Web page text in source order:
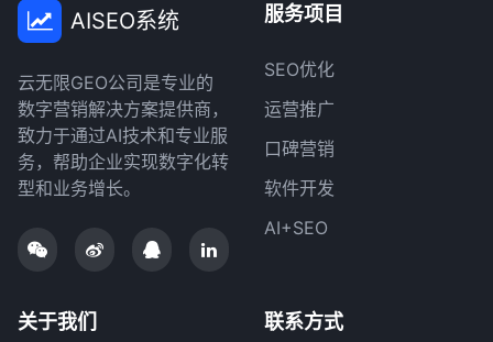
AISEO系统
云无限GEO公司是专业的
数字营销解决方案提供商，
致力于通过AI技术和专业服
务，帮助企业实现数字化转
型和业务增长。
服务项目
SEO优化
运营推广
口碑营销
软件开发
AI+SEO
关于我们 联系方式